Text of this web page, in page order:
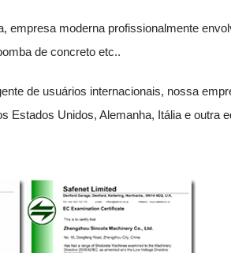
empresa moderna profissionalmente
de concreto etc..
de usuários internacionais, nossa
Unidos, Alemanha, Itália e outra